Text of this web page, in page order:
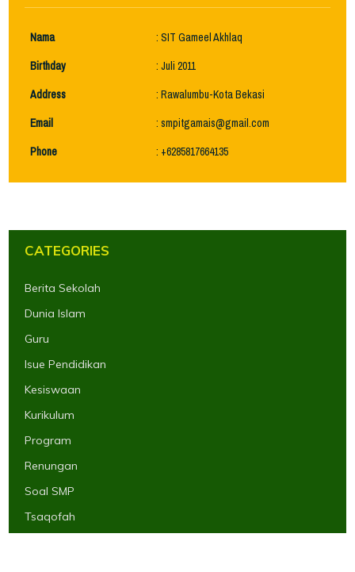
Nama
: SIT Gameel Akhlaq
Birthday
: Juli 2011
Address
: Rawalumbu-Kota Bekasi
Email
:smpitgamais@gmail.com
Phone
: +6285817664135
CATEGORIES
Berita Sekolah
Dunia Islam
Guru
Isue Pendidikan
Kesiswaan
Kurikulum
Program
Renungan
Soal SMP
Tsaqofah